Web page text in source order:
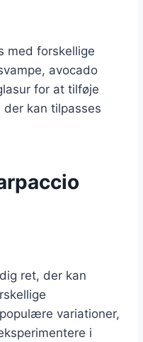
med forskellige
avocado
for at tilføje
kan tilpasses
ret, der kan
variationer,
i